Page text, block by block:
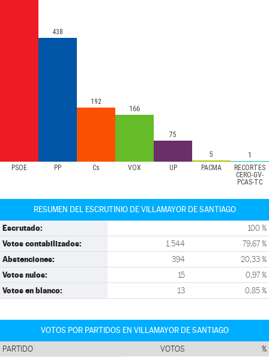
PSOE PP Cs VOX UP PACMA
RECORTES
CERO-GV-
PCAS-TC
438
192
166
75
5 1
RESUMEN DEL ESCRUTINIO DE VILLAMAYOR DE SANTIAGO
Escrutado: 100 %
Votos contabilizados: 1.544 79,67 %
Abstenciones: 394 20,33 %
Votos nulos: 15 0,97 %
Votos en blanco: 13 0,85 %
VOTOS POR PARTIDOS EN VILLAMAYOR DE SANTIAGO
PARTIDO VOTOS %